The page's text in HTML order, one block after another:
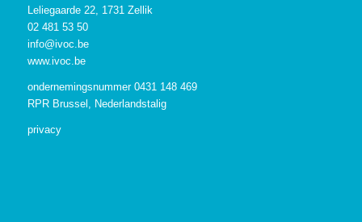
Leliegaarde 22, 1731 Zellik
02 481 53 50
info@ivoc.be
www.ivoc.be
ondernemingsnummer 0431 148 469
RPR Brussel, Nederlandstalig
privacy